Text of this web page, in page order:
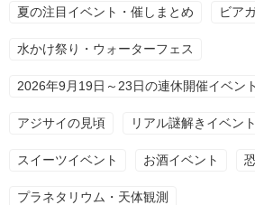
夏の注目イベント・催しまとめ ビア
水かけ祭り・ウォーターフェス
2026年9月19日～23日の連休開催イベント
アジサイの見頃 リアル謎解きイベント
スイーツイベント お酒イベント
プラネタリウム・天体観測